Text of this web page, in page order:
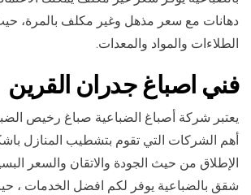
دهانات مع سعر مذهل وغير مكلف بالمرة، حيث
الطلاءات والمواد والمعدات.
فني اصباغ جدران القرين
يعتبر شركة أصباغ الضباعية صباغ رخيص
أهم الشركات التي تقوم بتشطيب المنازل
الإطلاق من حيث الجودة والاتقان والسعر
شقق بالضباعية يوفر لكم افضل الخدمات ،